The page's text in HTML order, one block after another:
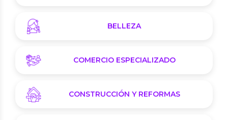
BELLEZA
COMERCIO ESPECIALIZADO
CONSTRUCCIÓN Y REFORMAS